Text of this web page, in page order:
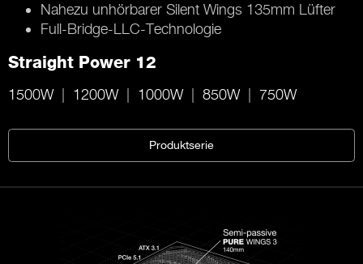
Nahezu unhörbarer Silent Wings 135mm Lüfter
Full-Bridge-LLC-Technologie
Straight Power 12
1500W 1200W 1000W 850W 750W
Produktserie